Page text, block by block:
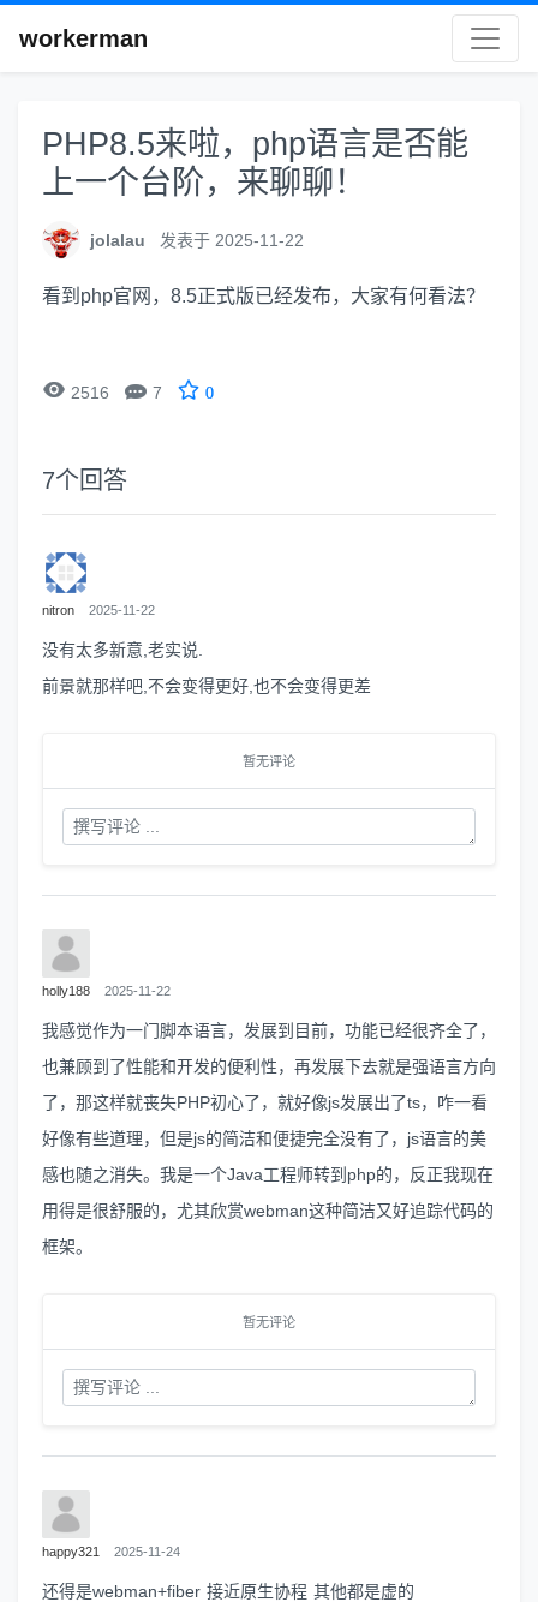
workerman
PHP8.5来啦，php语言是否能
上一个台阶，来聊聊！
jolalau 发表于 2025-11-22
看到php官网，8.5正式版已经发布，大家有何看法？
 2516  7 0
7个回答
nitron 2025-11-22
没有太多新意,老实说.
前景就那样吧,不会变得更好,也不会变得更差
暂无评论
holly188 2025-11-22
我感觉作为一门脚本语言，发展到目前，功能已经很齐全了，
也兼顾到了性能和开发的便利性，再发展下去就是强语言方向
了，那这样就丧失PHP初心了，就好像js发展出了ts，咋一看
好像有些道理，但是js的简洁和便捷完全没有了，js语言的美
感也随之消失。我是一个Java工程师转到php的，反正我现在
用得是很舒服的，尤其欣赏webman这种简洁又好追踪代码的
框架。
暂无评论
happy321 2025-11-24
还得是webman+fiber 接近原生协程 其他都是虚的